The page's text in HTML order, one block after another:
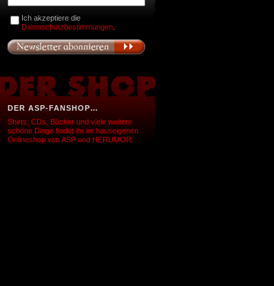
Ich akzeptiere die
Datenschutzbestimmungen
DER ASP-FANSHOP…
Shirts, CDs, Bücher und viele weitere
schöne Dinge findet ihr im hauseigenen
Onlineshop von ASP und HERUMOR.